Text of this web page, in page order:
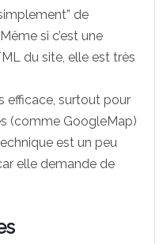
de
si c’est une
du site, elle est très
efficace, surtout pour
(comme GoogleMap)
est un peu
elle demande de